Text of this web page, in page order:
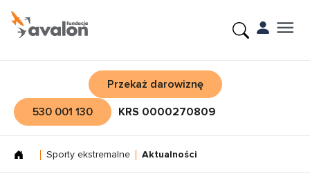
Przekaż darowiznę
530 001 130
KRS 0000270809
Sporty ekstremalne Aktualności